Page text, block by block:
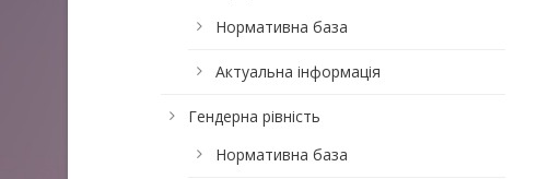
Нормативна база
Актуальна інформація
Гендерна рівність
Нормативна база